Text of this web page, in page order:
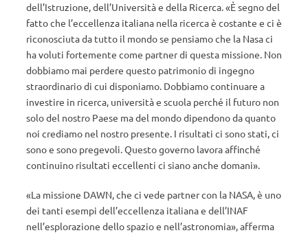
dell’Istruzione, dell’Università e della Ricerca. «È segno del
fatto che l’eccellenza italiana nella ricerca è costante e ci è
riconosciuta da tutto il mondo se pensiamo che la Nasa ci
ha voluti fortemente come partner di questa missione. Non
dobbiamo mai perdere questo patrimonio di ingegno
straordinario di cui disponiamo. Dobbiamo continuare a
investire in ricerca, università e scuola perché il futuro non
solo del nostro Paese ma del mondo dipendono da quanto
noi crediamo nel nostro presente. I risultati ci sono stati, ci
sono e sono pregevoli. Questo governo lavora affinché
continuino risultati eccellenti ci siano anche domani».
«La missione DAWN, che ci vede partner con la NASA, è uno
dei tanti esempi dell’eccellenza italiana e dell’INAF
nell’esplorazione dello spazio e nell’astronomia», afferma